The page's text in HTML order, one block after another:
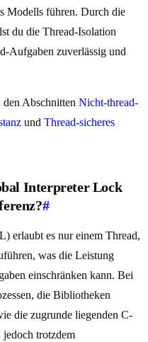
Modells führen. Durch die
du die Thread-Isolation
Aufgaben zuverlässig und
Abschnitten Nicht-thread-
und Thread-sicheres
Interpreter Lock
#
erlaubt es nur einem Thread,
was die Leistung
einschränken kann. Bei
die Bibliotheken
die zugrunde liegenden C-
trotzdem